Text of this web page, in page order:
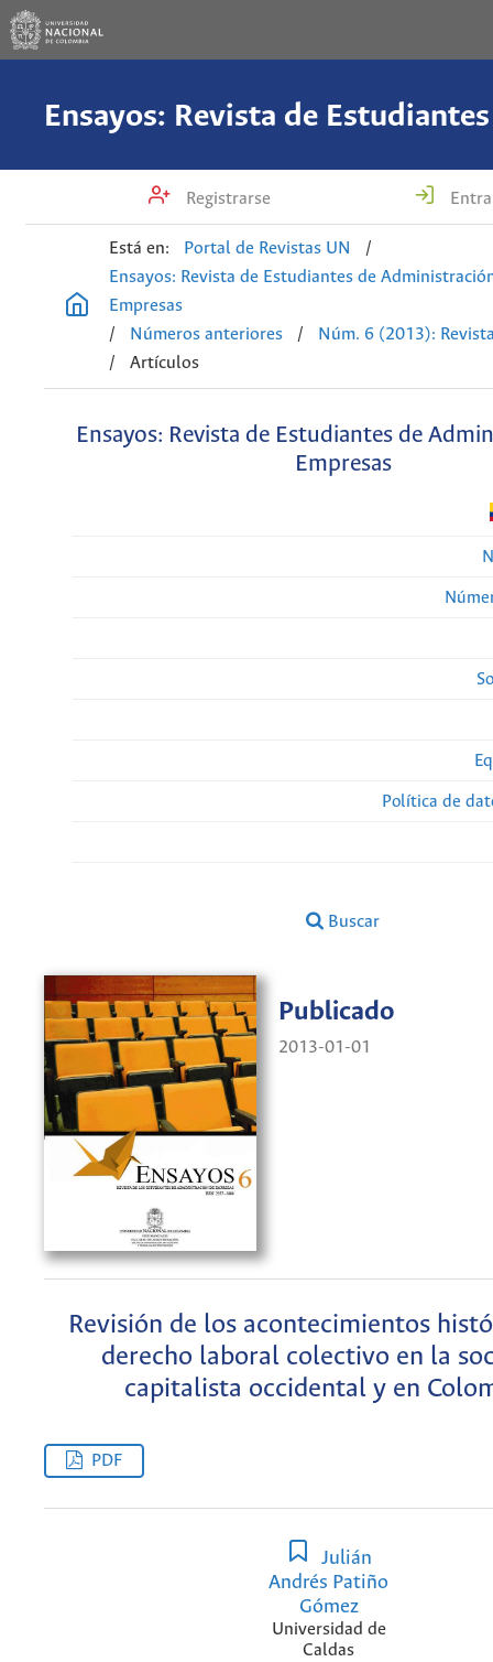
Registrarse
Está en: Portal de Revistas UN
/
Ensayos: Revista de Estudiantes de
Empresas
/
Números anteriores /
Núm. 6 (2013):
/
Artículos
Ensayos: Revista de Estudiantes de
Empresas
Política de
Buscar
Publicado
2013-01-01
Revisión de los acontecimientos
derecho laboral colectivo en la
capitalista occidental y en
PDF
Julián
Andrés Patiño
Gómez
Universidad de
Caldas